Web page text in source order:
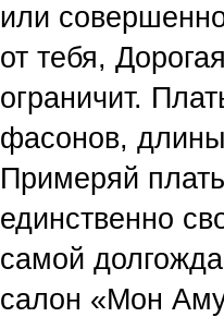
или
от тебя,
ограничит.
фасонов, длины
Примеряй
единственно
самой
салон «Мон